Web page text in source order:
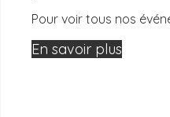
Pour voir tous nos
En savoir plus